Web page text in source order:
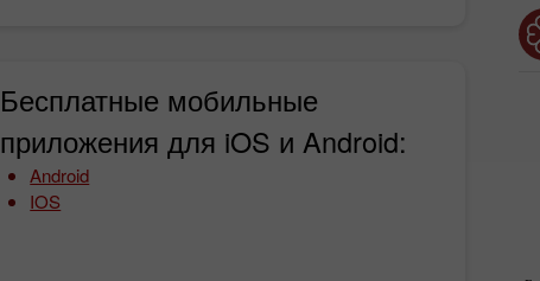
Бесплатные мобильные
приложения для iOS и Android:
Android
IOS
Клубный бонус